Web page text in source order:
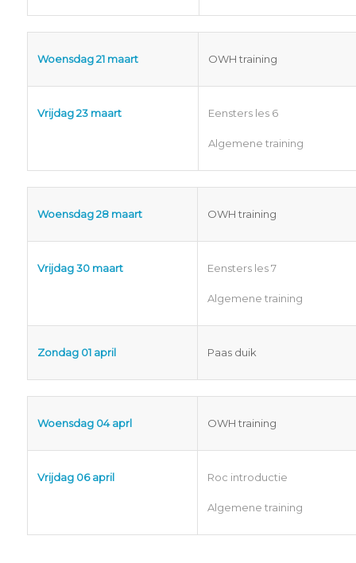
Woensdag 21 maart OWH training
Vrijdag 23 maart Eensters les 6
Algemene training
Woensdag 28 maart OWH training
Vrijdag 30 maart Eensters les 7
Algemene training
Zondag 01 april Paas duik
Woensdag 04 aprl OWH training
Vrijdag 06 april Roc introductie
Algemene training